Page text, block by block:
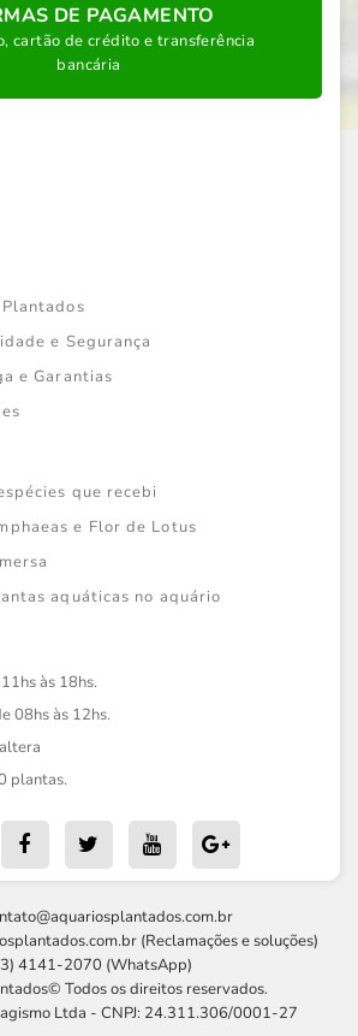
DE PAGAMENTO
cartão de crédito e transferência
bancária
e Segurança
e Garantias
que recebi
e Flor de Lotus
aquáticas no aquário
às 18hs.
08hs às 12hs.
plantas.
(Reclamações e soluções)
4141-2070 (WhatsApp)
Todos os direitos reservados.
Ltda - CNPJ: 24.311.306/0001-27